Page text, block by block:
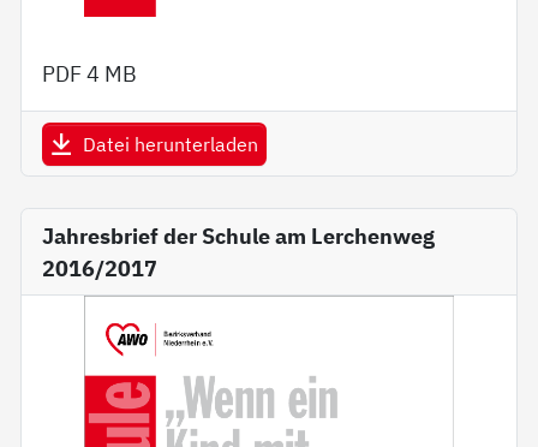
PDF4 MB
Datei herunterladen
Jahresbrief der Schule am Lerchenweg
2016/2017